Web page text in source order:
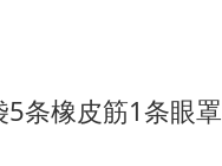
5条橡皮筋1条眼罩